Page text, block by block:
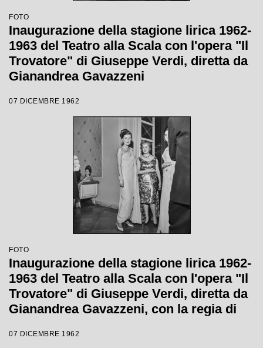
FOTO
Inaugurazione della stagione lirica 1962-
1963 del Teatro alla Scala con l'opera "Il
Trovatore" di Giuseppe Verdi, diretta da
Gianandrea Gavazzeni
07 DICEMBRE 1962
FOTO
Inaugurazione della stagione lirica 1962-
1963 del Teatro alla Scala con l'opera "Il
Trovatore" di Giuseppe Verdi, diretta da
Gianandrea Gavazzeni, con la regia di
07 DICEMBRE 1962